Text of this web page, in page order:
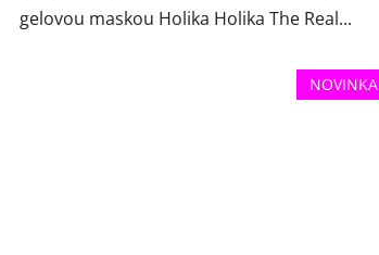
gelovou maskou Holika Holika The Real...
NOVINKA